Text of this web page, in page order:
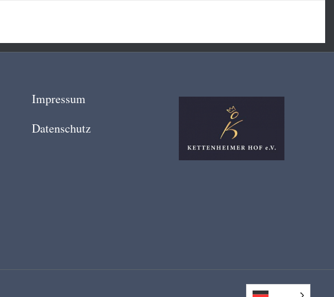
Impressum
Datenschutz